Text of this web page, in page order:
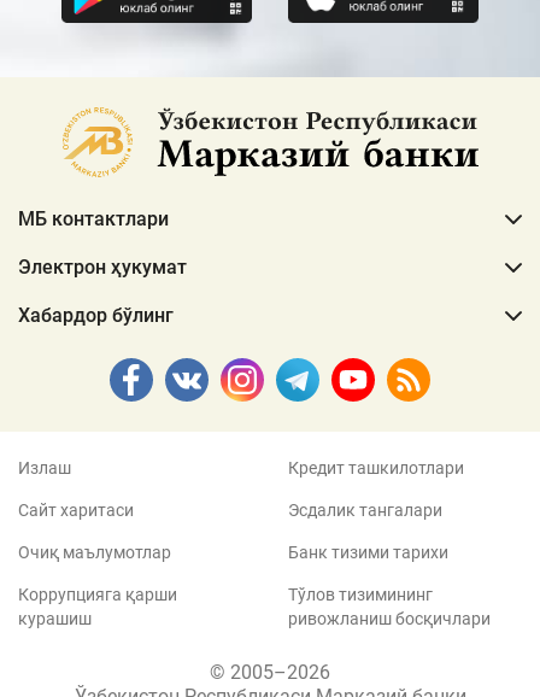
МБ контактлари
Электрон ҳукумат
Хабардор бўлинг
Излаш
Сайт харитаси
Очиқ маълумотлар
Коррупцияга қарши
курашиш
Кредит ташкилотлари
Эсдалик тангалари
Банк тизими тарихи
Тўлов тизимининг
ривожланиш босқичлари
© 2005–2026